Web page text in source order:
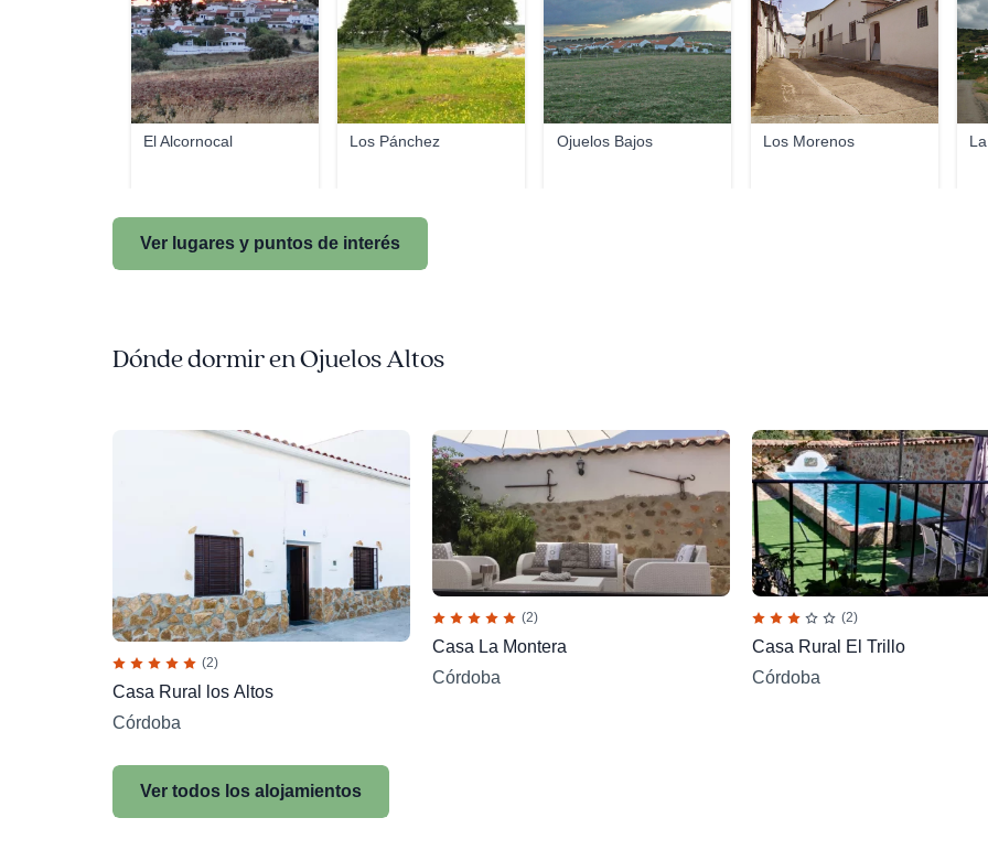
El Alcornocal Los Pánchez Ojuelos Bajos Los Morenos
Ver lugares y puntos de interés
Dónde dormir en Ojuelos Altos
(2)
Casa Rural los Altos
Córdoba
(2)
Casa La Montera
Córdoba
(2)
Casa Rural El Trillo
Córdoba
Ver todos los alojamientos